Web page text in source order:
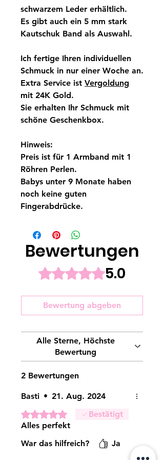
schwarzem Leder erhältlich.
Es gibt auch ein 5 mm stark
Kautschuk Band als Auswahl.
Ich fertige Ihren individuellen
Schmuck in nur einer Woche an.
Extra Service ist Vergoldung
mit 24K Gold.
Sie erhalten Ihr Schmuck mit
schöne Geschenkbox.
Hinweis:
Preis ist für 1 Armband mit 1
Röhren Perlen.
Babys unter 9 Monate haben
noch keine guten
Fingerabdrücke.
Bewertungen
Mit 5 von 5 Sternen bewertet.
5.0
Bewertung abgeben
Alle Sterne, Höchste
Bewertung
2 Bewertungen
Basti • 21. Aug. 2024
Mit 5 von 5 Sternen bewertet.
Bestätigt
Alles perfekt
War das hilfreich?
Ja